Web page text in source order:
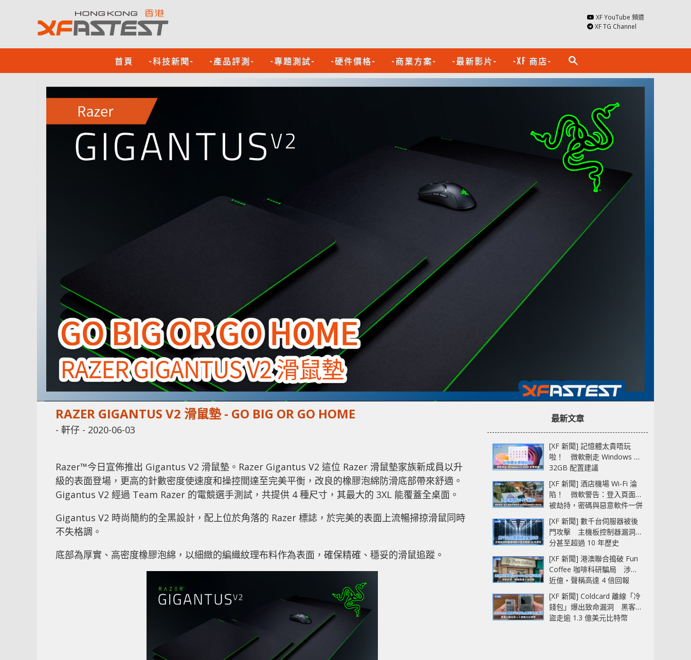
XF YouTube 頻道
XF TG Channel
首頁 -科技新聞- -產品評測- -專題測試- -硬件價格- -商業方案- -最新影片- -XF 商店- search
RAZER GIGANTUS V2 滑鼠墊 - GO BIG OR GO HOME
- 軒仔 - 2020-06-03
Razer™今日宣佈推出 Gigantus V2 滑鼠墊。Razer Gigantus V2 這位 Razer 滑鼠墊家族新成員以升
級的表面登場，更高的針數密度使速度和操控間達至完美平衡，改良的橡膠泡綿防滑底部帶來舒適。
Gigantus V2 經過 Team Razer 的電競選手測試，共提供 4 種尺寸，其最大的 3XL 能覆蓋全桌面。
Gigantus V2 時尚簡約的全黑設計，配上位於角落的 Razer 標誌，於完美的表面上流暢掃掠滑鼠同時
不失格調。
底部為厚實、高密度橡膠泡綿，以細緻的編織紋理布料作為表面，確保精確、穩妥的滑鼠追蹤。
最新文章
[XF 新聞] 記憶體太貴唔玩
啦！ 微軟刪走 Windows 11
32GB 配置建議
[XF 新聞] 酒店機場 Wi-Fi 淪
陷！ 微軟警告：登入頁面可
被劫持，密碼與惡意軟件一併
中招
[XF 新聞] 數千台伺服器被後
門攻擊 主機板控制器漏洞部
分甚至超過 10 年歷史
[XF 新聞] 港澳聯合搗破 Fun
Coffee 咖啡科研騙局 涉款
近億‧聲稱高達 4 倍回報
[XF 新聞] Coldcard 離線「冷
錢包」爆出致命漏洞 黑客已
盜走逾 1.3 億美元比特幣